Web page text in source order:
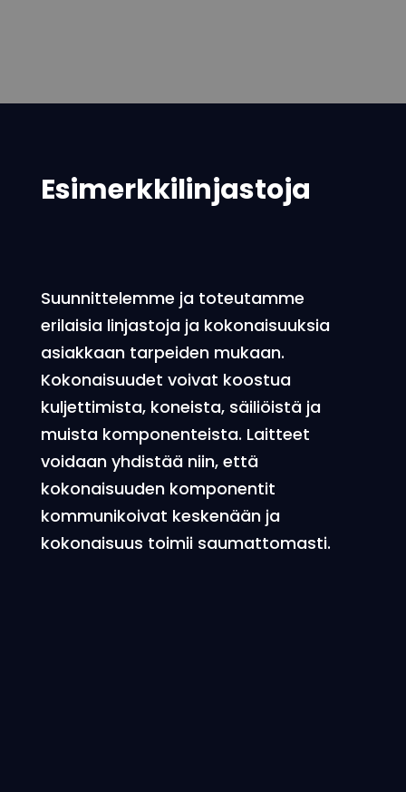
Esimerkkilinjastoja
Suunnittelemme ja toteutamme
erilaisia linjastoja ja kokonaisuuksia
asiakkaan tarpeiden mukaan.
Kokonaisuudet voivat koostua
kuljettimista, koneista, säiliöistä ja
muista komponenteista. Laitteet
voidaan yhdistää niin, että
kokonaisuuden komponentit
kommunikoivat keskenään ja
kokonaisuus toimii saumattomasti.